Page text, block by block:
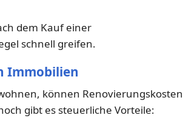
dem Kauf einer
schnell greifen.
Immobilien
können Renovierungskosten
gibt es steuerliche Vorteile: